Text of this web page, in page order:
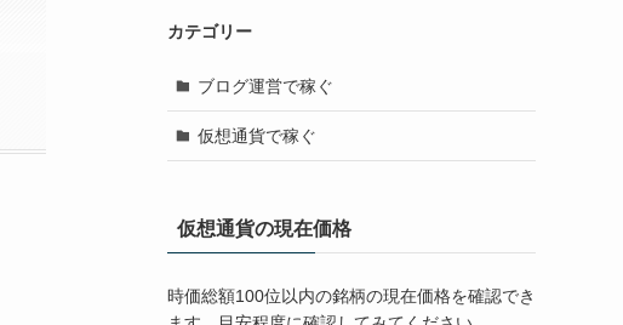
カテゴリー
ブログ運営で稼ぐ
仮想通貨で稼ぐ
仮想通貨の現在価格
時価総額100位以内の銘柄の現在価格を確認でき